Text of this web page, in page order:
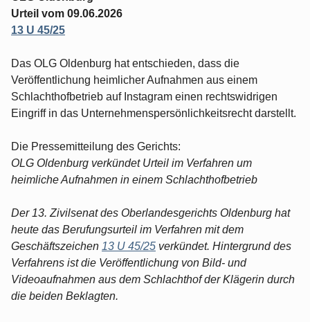
Urteil vom 09.06.2026
13 U 45/25
Das OLG Oldenburg hat entschieden, dass die
Veröffentlichung heimlicher Aufnahmen aus einem
Schlachthofbetrieb auf Instagram einen rechtswidrigen
Eingriff in das Unternehmenspersönlichkeitsrecht darstellt.
Die Pressemitteilung des Gerichts:
OLG Oldenburg verkündet Urteil im Verfahren um
heimliche Aufnahmen in einem Schlachthofbetrieb
Der 13. Zivilsenat des Oberlandesgerichts Oldenburg hat
heute das Berufungsurteil im Verfahren mit dem
Geschäftszeichen 13 U 45/25 verkündet. Hintergrund des
Verfahrens ist die Veröffentlichung von Bild- und
Videoaufnahmen aus dem Schlachthof der Klägerin durch
die beiden Beklagten.